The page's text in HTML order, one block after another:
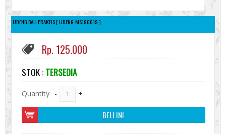
UDENG BALI PRAKTIS [ UDENG-MS190619 ]
Rp. 125.000
STOK : TERSEDIA
Quantity - +
BELI INI